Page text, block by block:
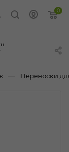
0
Переноски